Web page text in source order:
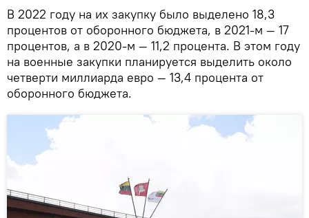
В 2022 году на их закупку было выделено 18,3
процентов от оборонного бюджета, в 2021-м — 17
процентов, а в 2020-м — 11,2 процента. В этом году
на военные закупки планируется выделить около
четверти миллиарда евро — 13,4 процента от
оборонного бюджета.